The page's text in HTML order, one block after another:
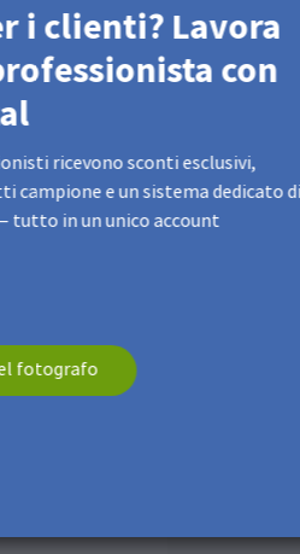
i clienti? Lavora
con
ricevono sconti esclusivi,
campione e un sistema dedicato di
tutto in un unico account
fotografo